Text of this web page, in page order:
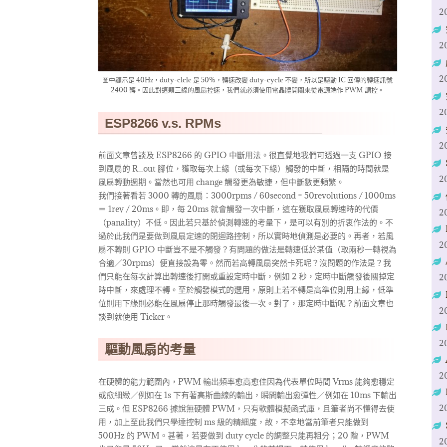
圖中顯示是 40Hz，duty-clcle 是 50%，轉速改變 duty-cycle 不變，所以是驅動 IC 回傳的轉速訊號
2400 轉。因此對這顆三線的風扇控速，我們就必須使用電晶體開關來從電源端作 PWM 調控。
ESP8266 v.s. RPMs
前面文章曾談及 ESP8266 的 GPIO 中斷用法。很直覺地我們可透過一支 GPIO 接
到風扇的 R_out 腳位，獲取每次上緣（或每次下緣）觸發的中斷，相隔的時間就是
風扇轉動週期。當然也可用 change 觸發更為敏捷，但中斷數更頻繁。
我們接著看若 3000 轉的風扇：3000rpms / 60second = 50revolutions / 1000ms
＝ 1rev / 20ms。即，每 20ms 就會觸發一次中斷，這在獲取風扇轉速時的代價
（panality）不低。因此若只基於偵測轉速的考量下，是可以有別的折衷作法的。不
過於此我們是要做到風扇定速的閉迴路控制，所以實時地偵測是必要的。再者，若風
扇不轉則 GPIO 中斷豈不是不觸發？有問題的做法是轉速低於某值（取兩秒一轉視為
合適／30rpms）便直接設為零。然而若高轉風扇突然卡死呢？沒問題的作法是？我
們只能在每次計算出轉速後打開或重設定時中斷，例如 2 秒，定時中斷觸發後關掉定
時中斷，來處理不轉。至於觸發模式的選用，原則上若不轉是高準位則用上緣，低準
位則用下緣則必能在風扇停止那時觸發最後一次。對了，那定時中斷呢？前面文章也
談到就使用 Ticker。
驅動風扇的考量
在硬體的能力範圍內，PWM 輸出頻率愈高愈佳因為代表單位時間 Vrms 能夠愈穩定
或愈細緻／例如在 1s 下有著高斯曲線的輸出，瞬間輸出愈彈性／例如在 10ms 下輸出
三成。但 ESP8266 據說無硬體 PWM，只有軟體模擬函式庫，且筆者尚不懂得去使
用，加上至此我們只學達控制 ms 級的精細度，故，不幸地當前筆者只能做到
500Hz 的 PWM。甚著，若要做到 duty cycle 的調整只能再粗分；20 階，PWM